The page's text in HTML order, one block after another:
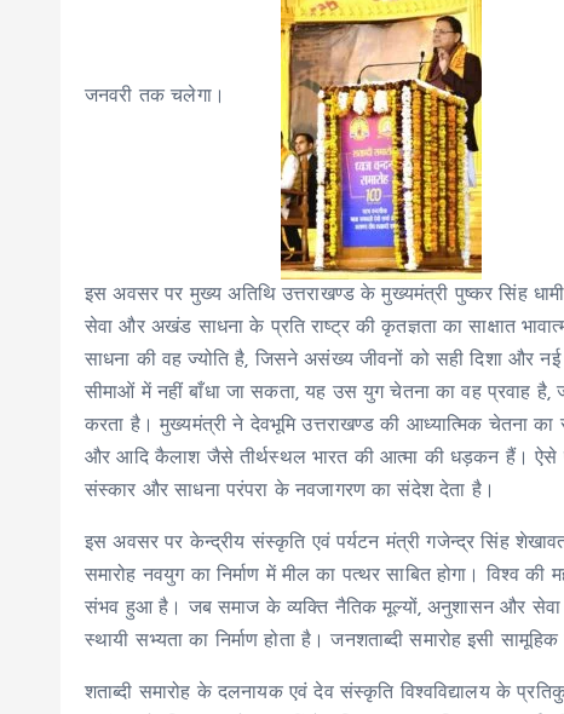
जनवरी तक चलेगा।
इस अवसर पर मुख्य अतिथि उत्तराखण्ड के मुख्यमंत्री पुष्कर सिंह धामी
सेवा और अखंड साधना के प्रति राष्ट्र की कृतज्ञता का साक्षात
साधना की वह ज्योति है, जिसने असंख्य जीवनों को सही दिशा और नई
सीमाओं में नहीं बाँधा जा सकता, यह उस युग चेतना का वह प्रवाह
करता है। मुख्यमंत्री ने देवभूमि उत्तराखण्ड की आध्यात्मिक चेतना का
और आदि कैलाश जैसे तीर्थस्थल भारत की आत्मा की धड़कन हैं। ऐसे
संस्कार और साधना परंपरा के नवजागरण का संदेश देता है।
इस अवसर पर केन्द्रीय संस्कृति एवं पर्यटन मंत्री गजेन्द्र सिंह
समारोह नवयुग का निर्माण में मील का पत्थर साबित होगा। विश्व की
संभव हुआ है। जब समाज के व्यक्ति नैतिक मूल्यों, अनुशासन और
स्थायी सभ्यता का निर्माण होता है। जनशताब्दी समारोह इसी
शताब्दी समारोह के दलनायक एवं देव संस्कृति विश्वविद्यालय के